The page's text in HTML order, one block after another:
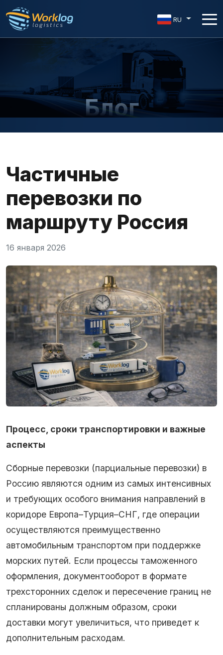
RU
Блог
Частичные
перевозки по
маршруту Россия
16 января 2026
Процесс, сроки транспортировки и важные
аспекты
Сборные перевозки (парциальные перевозки) в
Россию являются одним из самых интенсивных
и требующих особого внимания направлений в
коридоре Европа–Турция–СНГ, где операции
осуществляются преимущественно
автомобильным транспортом при поддержке
морских путей. Если процессы таможенного
оформления, документооборот в формате
трехсторонних сделок и пересечение границ не
спланированы должным образом, сроки
доставки могут увеличиться, что приведет к
дополнительным расходам.